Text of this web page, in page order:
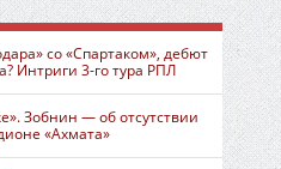
со «Спартаком», дебют
Интриги 3-го тура РПЛ
Зобнин — об отсутствии
«Ахмата»